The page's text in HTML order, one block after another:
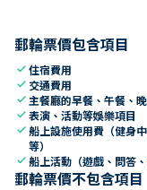
郵輪票價包含項目
check住宿費用
check 交通費用
check 主餐廳的早餐、午餐、
check表演、活動等娛樂項目
check船上設施使用費（健身
等）
check船上活動（遊戲、問答、
郵輪票價不包含項目